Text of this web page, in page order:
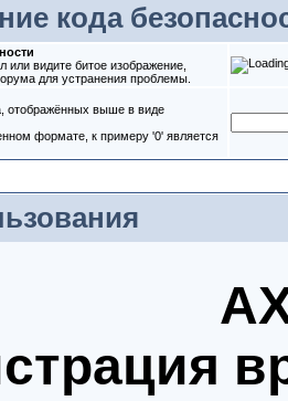
кода
или видите битое изображение,
для устранения проблемы.
отображённых выше в виде
формате, к примеру '0' является